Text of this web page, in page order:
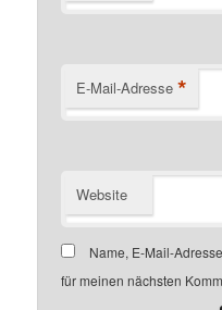
E-Mail-Adresse *
Website
Name, E-Mail-
für meinen nächsten